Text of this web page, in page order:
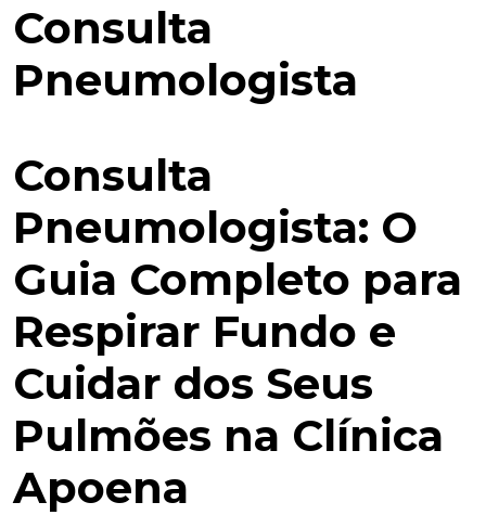
Consulta
Pneumologista
Consulta
Pneumologista: O
Guia Completo para
Respirar Fundo e
Cuidar dos Seus
Pulmões na Clínica
Apoena